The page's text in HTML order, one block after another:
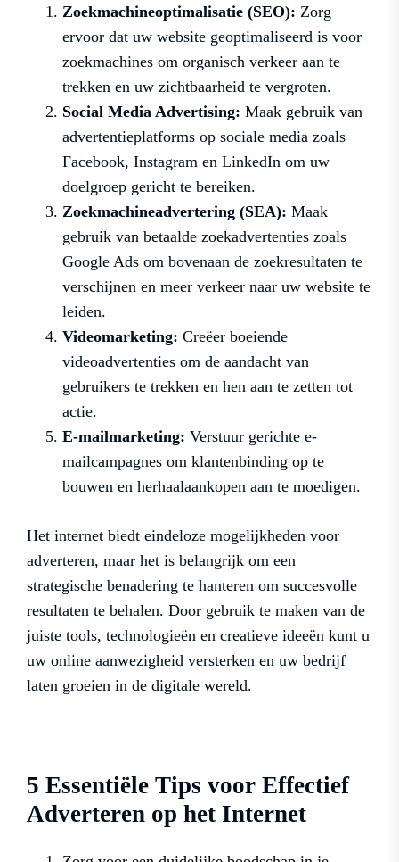
Zoekmachineoptimalisatie (SEO): Zorg
ervoor dat uw website geoptimaliseerd is voor
zoekmachines om organisch verkeer aan te
trekken en uw zichtbaarheid te vergroten.
Social Media Advertising: Maak gebruik van
advertentieplatforms op sociale media zoals
Facebook, Instagram en LinkedIn om uw
doelgroep gericht te bereiken.
Zoekmachineadvertering (SEA): Maak
gebruik van betaalde zoekadvertenties zoals
Google Ads om bovenaan de zoekresultaten te
verschijnen en meer verkeer naar uw website te
leiden.
Videomarketing: Creëer boeiende
videoadvertenties om de aandacht van
gebruikers te trekken en hen aan te zetten tot
actie.
E-mailmarketing: Verstuur gerichte e-
mailcampagnes om klantenbinding op te
bouwen en herhaalaankopen aan te moedigen.
Het internet biedt eindeloze mogelijkheden voor
adverteren, maar het is belangrijk om een
strategische benadering te hanteren om succesvolle
resultaten te behalen. Door gebruik te maken van de
juiste tools, technologieën en creatieve ideeën kunt u
uw online aanwezigheid versterken en uw bedrijf
laten groeien in de digitale wereld.
5 Essentiële Tips voor Effectief
Adverteren op het Internet